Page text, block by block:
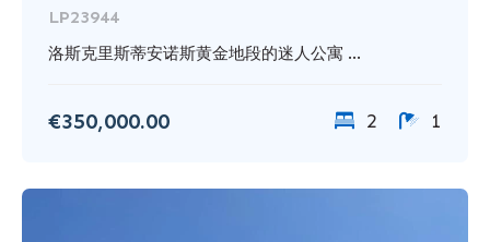
LP23944
洛斯克里斯蒂安诺斯黄金地段的迷人公寓 ...
€350,000.00 2 1